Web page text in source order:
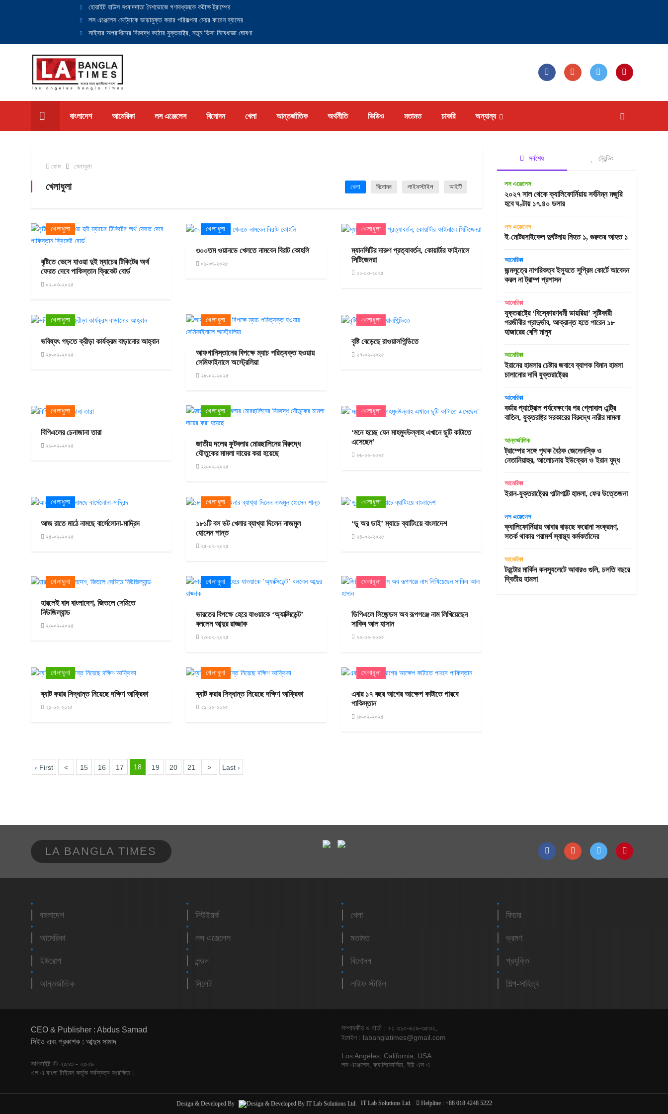
হোয়াইট হাউস সংবাদদাতা নৈশভোজে গণমাধ্যমকে কটাক্ষ ট্রাম্পের
লস এঞ্জেলেস মেট্রোকে ভাড়ামুক্ত করার পরিকল্পনা মেয়র কারেন ব্যাসের
সাইবার অপরাধীদের বিরুদ্ধে কঠোর যুক্তরাষ্ট্র, নতুন ভিসা নিষেধাজ্ঞা ঘোষণা
বাংলাদেশ আমেরিকা লস এঞ্জেলেস বিনোদন খেলা আন্তর্জাতিক অর্থনীতি ভিডিও মতামত চাকরি অন্যান্য
হোম খেলাধুলা
খেলাধুলা খেলা বিনোদন লাইফস্টাইল আইটি
খেলাধুলা
বৃষ্টিতে ভেসে যাওয়া দুই ম্যাচের টিকিটের অর্থ
ফেরত দেবে পাকিস্তান ক্রিকেট বোর্ড
০২-০৩-২০২৫
খেলাধুলা
৩০০তম ওয়ানডে খেলতে নামবেন বিরাট কোহলি
০১-০৩-২০২৫
খেলাধুলা
ম্যানসিটির দারুণ প্রত্যাবর্তন, কোয়ার্টার ফাইনালে
সিটিজেনরা
০১-০৩-২০২৫
খেলাধুলা
ভবিষ্যৎ গড়তে ক্রীড়া কার্যক্রম বাড়ানোর আহ্বান
২৮-০২-২০২৫
খেলাধুলা
আফগানিস্তানের বিপক্ষে ম্যাচ পরিত্যক্ত হওয়ায়
সেমিফাইনালে অস্ট্রেলিয়া
২৮-০২-২০২৫
খেলাধুলা
বৃষ্টি বেড়েছে রাওয়ালপিন্ডিতে
২৭-০২-২০২৫
খেলাধুলা
বিপিএলের চেনাজানা তারা
২৬-০২-২০২৫
খেলাধুলা
জাতীয় দলের ফুটবলার মোরছালিনের বিরুদ্ধে
যৌতুকের মামলা দায়ের করা হয়েছে
২৬-০২-২০২৫
খেলাধুলা
‘মনে হচ্ছে যেন মাহমুদউল্লাহ এখানে ছুটি কাটাতে
এসেছেন’
২৬-০২-২০২৫
খেলাধুলা
আজ রাতে মাঠে নামছে বার্সেলোনা-মাদ্রিদ
২৫-০২-২০২৫
খেলাধুলা
১৮১টি বল ডট খেলার ব্যাখ্যা দিলেন নাজমুল
হোসেন শান্ত
২৫-০২-২০২৫
খেলাধুলা
‘ডু অর ডাই’ ম্যাচে ব্যাটিংয়ে বাংলাদেশ
২৪-০২-২০২৫
খেলাধুলা
হারলেই বাদ বাংলাদেশ, জিতলে সেমিতে
নিউজিল্যান্ড
২৩-০২-২০২৫
খেলাধুলা
ভারতের বিপক্ষে হেরে যাওয়াকে ‘অ্যাক্সিডেন্ট’
বললেন আব্দুর রাজ্জাক
২৩-০২-২০২৫
খেলাধুলা
ডিপিএলে লিজেন্ডস অব রূপগঞ্জে নাম লিখিয়েছেন
সাকিব আল হাসান
২২-০২-২০২৫
খেলাধুলা
ব্যাট করার সিদ্ধান্ত নিয়েছে দক্ষিণ আফ্রিকা
২১-০২-২০২৫
খেলাধুলা
ব্যাট করার সিদ্ধান্ত নিয়েছে দক্ষিণ আফ্রিকা
২১-০২-২০২৫
খেলাধুলা
এবার ১৭ বছর আগের আক্ষেপ কাটাতে পারবে
পাকিস্তান
১৮-০২-২০২৫
‹ First < 15 16 17 18 19 20 21 > Last ›
সর্বশেষ ট্রেন্ডিং
লস এঞ্জেলেস
২০২৭ সাল থেকে ক্যালিফোর্নিয়ায় সর্বনিম্ন মজুরি
হবে ঘণ্টায় ১৭.৪০ ডলার
লস এঞ্জেলেস
ই-মোটরসাইকেল দুর্ঘটনায় নিহত ১, গুরুতর আহত ১
আমেরিকা
জন্মসূত্রে নাগরিকত্ব ইস্যুতে সুপ্রিম কোর্টে আবেদন
করল না ট্রাম্প প্রশাসন
আমেরিকা
যুক্তরাষ্ট্রে ‘বিস্ফোরণধর্মী ডায়রিয়া’ সৃষ্টিকারী
পরজীবীর প্রাদুর্ভাব, আক্রান্ত হতে পারেন ১৮
হাজারের বেশি মানুষ
আমেরিকা
ইরানের হামলার চেষ্টার জবাবে ব্যাপক বিমান হামলা
চালানোর দাবি যুক্তরাষ্ট্রের
আমেরিকা
বর্ডার প্যাট্রোল পর্যবেক্ষণের পর গ্লোবাল এন্ট্রি
বাতিল, যুক্তরাষ্ট্র সরকারের বিরুদ্ধে নারীর মামলা
আন্তর্জাতিক
ট্রাম্পের সঙ্গে পৃথক বৈঠক জেলেনস্কি ও
নেতানিয়াহুর, আলোচনায় ইউক্রেন ও ইরান যুদ্ধ
আমেরিকা
ইরান-যুক্তরাষ্ট্রের পাল্টাপাল্টি হামলা, ফের উত্তেজনা
লস এঞ্জেলেস
ক্যালিফোর্নিয়ায় আবার বাড়ছে করোনা সংক্রমণ,
সতর্ক থাকার পরামর্শ স্বাস্থ্য কর্মকর্তাদের
আমেরিকা
টরন্টোর মার্কিন কনস্যুলেটে আবারও গুলি, চলতি বছরে
দ্বিতীয় হামলা
LA BANGLA TIMES
বাংলাদেশ
আমেরিকা
ইউরোপ
আন্তর্জাতিক
নিউইয়র্ক
লস এঞ্জেলেস
লন্ডন
সিলেট
খেলা
মতামত
বিনোদন
লাইফ স্টাইল
ফিচার
ভ্রমণ
প্রযুক্তি
শিল্প-সাহিত্য
CEO & Publisher : Abdus Samad
সিইও এবং প্রকাশক : আব্দুস সামাদ
কপিরাইট © ২০১৩ - ২০২৬
এল এ বাংলা টাইমস কর্তৃক সর্বস্বত্ব সংরক্ষিত।
সম্পাদকীয় ও বার্তা : +১ ৩১০-৬১৯-৩৫৩২,
ইমেইল : labanglatimes@gmail.com
Los Angeles, California, USA
লস এঞ্জেলেস, ক্যালিফোর্নিয়া, ইউ এস এ
Design & Developed By IT Lab Solutions Ltd. Helpline : +88 018 4248 5222